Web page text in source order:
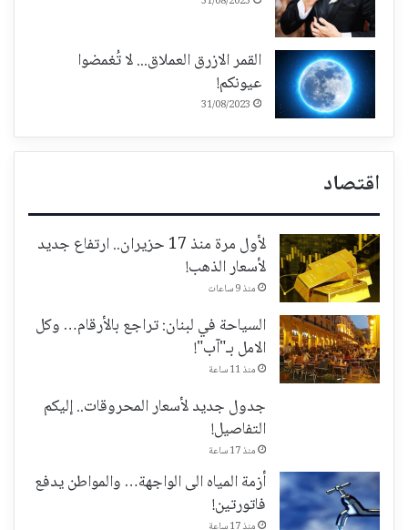
القمر الازرق العملاق... لا تُغمضوا
عيونكم!
31/08/2023
اقتصاد
لأول مرة منذ 17 حزيران.. ارتفاع جديد
لأسعار الذهب!
منذ 9 ساعات
السياحة في لبنان: تراجع بالأرقام… وكل
الامل بـ"آب"!
منذ 11 ساعة
جدول جديد لأسعار المحروقات.. إليكم
التفاصيل!
منذ 17 ساعة
أزمة المياه الى الواجهة… والمواطن يدفع
فاتورتين!